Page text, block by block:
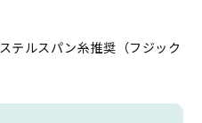
ルスパン糸推奨（フジック